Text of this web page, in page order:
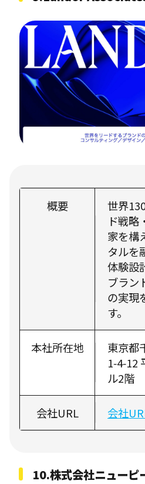
概要
世界
ド戦略
家を構
タルを
体験設
ブラン
の実現
す。
本社所在地
東京都
ル2階
会社URL 会社
10.株式会社ニューピ